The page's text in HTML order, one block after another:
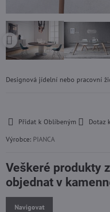
Designová jídelní nebo pracovní
Přidat k Oblíbeným
Dotaz
Výrobce: PIANCA
Veškeré produkty
objednat v
Navigovat